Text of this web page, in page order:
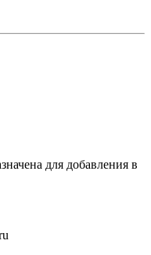
для добавления в